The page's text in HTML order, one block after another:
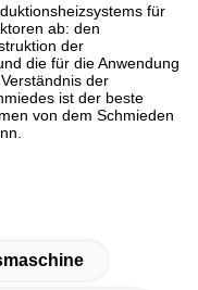
für
ab: den
der
die für die Anwendung
der
ist der beste
von dem Schmieden